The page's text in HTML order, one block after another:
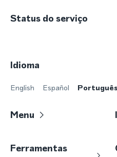
Status do serviço
Idioma
English Español Português
Menu
Ferramentas